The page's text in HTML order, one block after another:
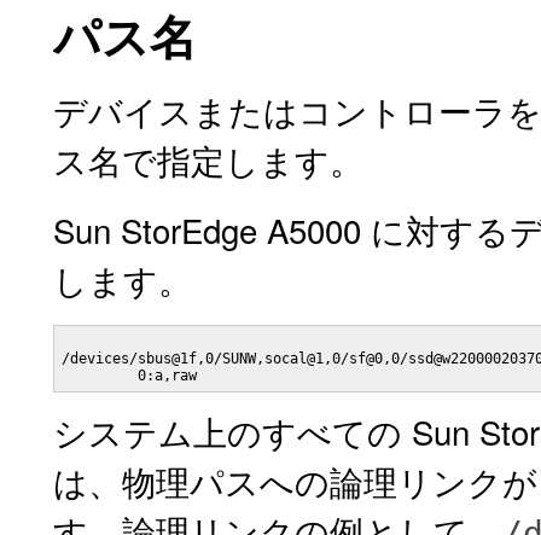
パス名
デバイスまたはコントローラ
ス名で指定します。
Sun StorEdge A5000 に対する
します。
/devices/sbus@1f,0/SUNW,socal@1,0/sf@0,0/
         0:a,raw
システム上のすべての Sun
は、物理パスへの論理リンク